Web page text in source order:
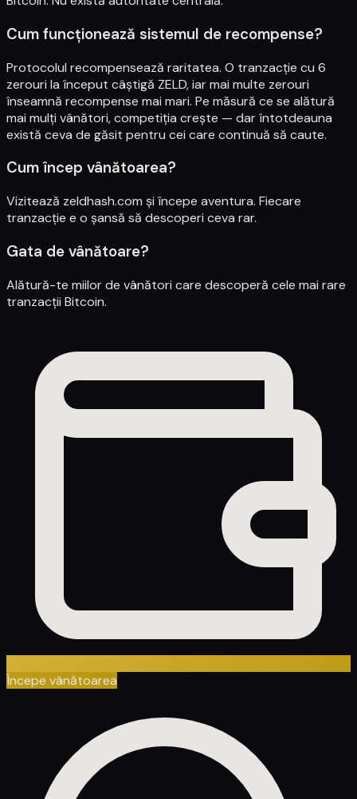
Cum funcționează sistemul de recompense?
Protocolul recompensează raritatea. O tranzacție cu 6
zerouri la început câștigă ZELD, iar mai multe zerouri
înseamnă recompense mai mari. Pe măsură ce se alătură
mai mulți vânători, competiția crește — dar întotdeauna
există ceva de găsit pentru cei care continuă să caute.
Cum încep vânătoarea?
Vizitează zeldhash.com și începe aventura. Fiecare
tranzacție e o șansă să descoperi ceva rar.
Gata de vânătoare?
Alătură-te miilor de vânători care descoperă cele mai rare
tranzacții Bitcoin.
Începe vânătoarea